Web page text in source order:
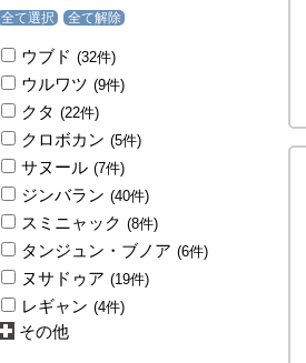
全て選択 全て解除
ウブド (32件)
ウルワツ (9件)
クタ (22件)
クロボカン (5件)
サヌール (7件)
ジンバラン (40件)
スミニャック (8件)
タンジュン・ブノア (6件)
ヌサドゥア (19件)
レギャン (4件)
その他